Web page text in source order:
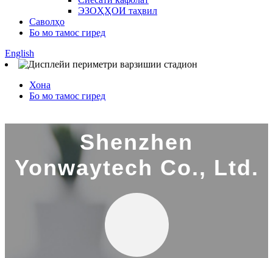
ЭЗОҲҲОИ таҳвил
Саволҳо
Бо мо тамос гиред
English
Хона
Бо мо тамос гиред
Shenzhen
Yonwaytech Co., Ltd.